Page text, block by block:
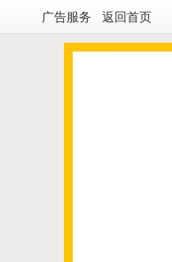
广告服务 返回首页